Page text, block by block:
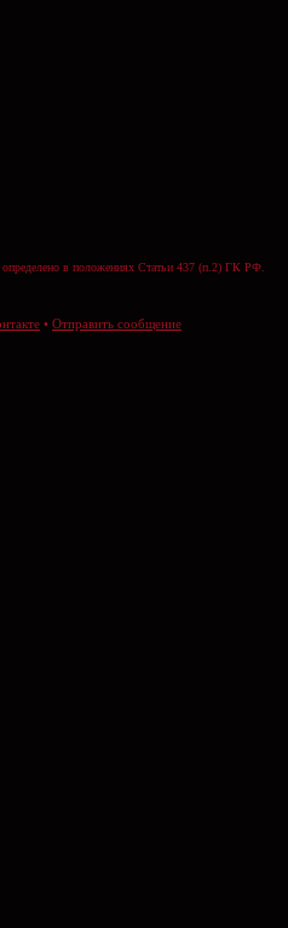
определено в положениях Статьи 437 (п.2) ГК РФ.
• Отправить сообщение